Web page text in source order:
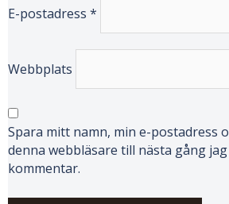
E-postadress *
Webbplats
Spara mitt namn, min e-postadress
denna webbläsare till nästa gång
kommentar.